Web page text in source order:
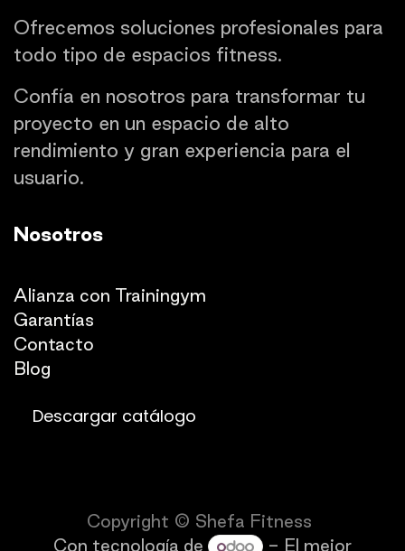
Ofrecemos soluciones profesionales para
todo tipo de espacios fitness.
Confía en nosotros para transformar tu
proyecto en un espacio de alto
rendimiento y gran experiencia para el
usuario.
Nosotros
Alianza con Trainingym
Garantías
Con​tacto
Blog​​
Descargar catálogo
Copyright © Shefa Fitness
Con tecnología de
- El mejor